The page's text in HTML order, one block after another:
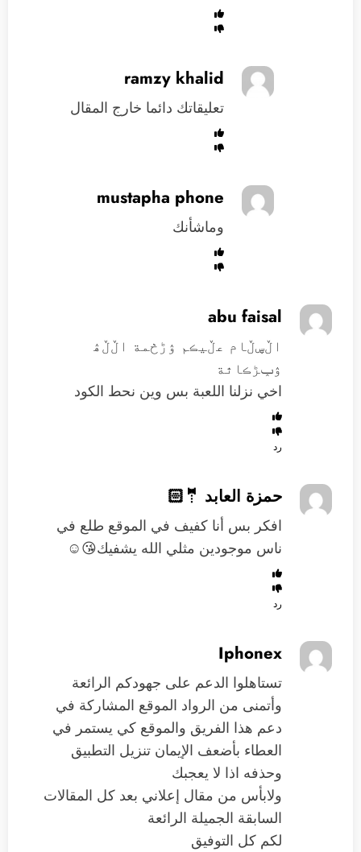
ramzy khalid
تعليقاتك دائما خارج المقال
mustapha phone
وماشأنك
abu faisal
اڵڛڵام عڵيڪم ۉڑڂمة اڵڵۿ
ۉݕڑڪاٿة
اخي نزلنا اللعبة بس وين نحط الكود
رد
حمزة العابد 🤵🏻
افكر بس أنا كفيف في الموقع طلع في
ناس موجودين مثلي الله يشفيك😘☺️
رد
Iphonex
تستاهلوا الدعم على جهودكم الرائعة
وأتمنى من الرواد الموقع المشاركة في
دعم هذا الفريق والموقع كي يستمر في
العطاء بأضعف الإيمان تنزيل التطبيق
وحذفه اذا لا يعجبك
ولابأس من مقال إعلاني بعد كل المقالات
السابقة الجميلة الرائعة
لكم كل التوفيق